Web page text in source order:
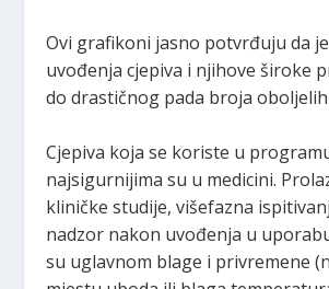
Ovi grafikoni jasno potvrđuju da
uvođenja cjepiva i njihove široke
do drastičnog pada broja
Cjepiva koja se koriste u
najsigurnijima su u medicini.
kliničke studije, višefazna
nadzor nakon uvođenja u
su uglavnom blage i privremene